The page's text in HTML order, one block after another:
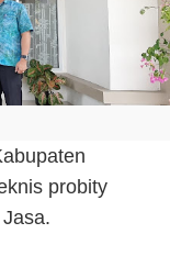
probity